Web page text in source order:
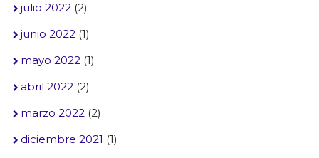
julio 2022(2)
junio 2022(1)
mayo 2022(1)
abril 2022(2)
marzo 2022(2)
diciembre 2021 (1)